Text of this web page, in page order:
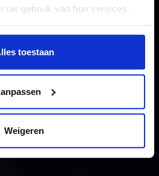
uw gebruik van hun services.
voorkeur aanpassen, bekijk dan
statement-en-
toestaan
Weigeren